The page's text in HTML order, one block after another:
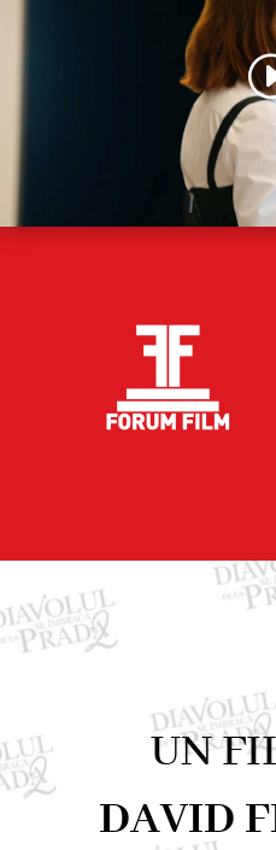
UN
DAVID